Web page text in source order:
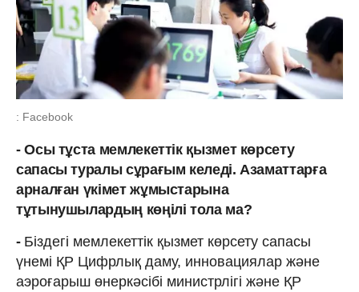
: Facebook
- Осы тұста мемлекеттік қызмет көрсету
сапасы туралы сұрағым келеді. Азаматтарға
арналған үкімет жұмыстарына
тұтынушылардың көңілі тола ма?
- Біздегі мемлекеттік қызмет көрсету сапасы
үнемі ҚР Цифрлық даму, инновациялар және
аэроғарыш өнеркәсібі министрлігі және ҚР